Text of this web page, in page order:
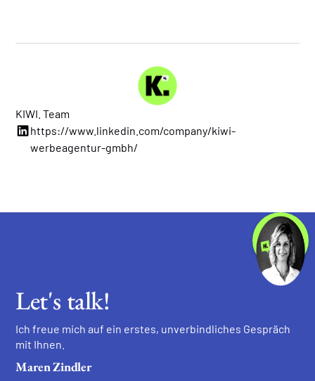
KIWI. Team
https://www.linkedin.com/company/kiwi-
werbeagentur-gmbh/
Let's talk!
Ich freue mich auf ein erstes, unverbindliches Gespräch
mit Ihnen.
Maren Zindler